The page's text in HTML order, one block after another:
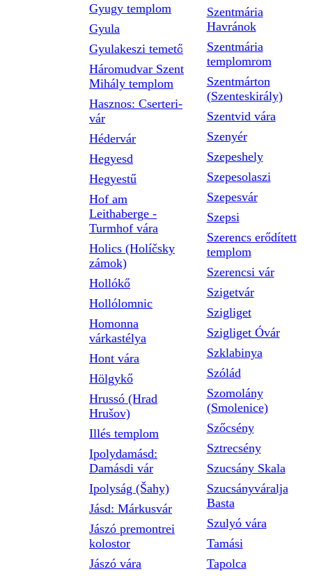
Gyugy templom
Gyula
Gyulakeszi temető
Háromudvar Szent
Mihály templom
Hasznos: Cserteri-
vár
Hédervár
Hegyesd
Hegyestű
Hof am
Leithaberge -
Turmhof vára
Holics (Holíčsky
zámok)
Hollókő
Hollólomnic
Homonna
várkastélya
Hont vára
Hölgykő
Hrussó (Hrad
Hrušov)
Illés templom
Ipolydamásd:
Damásdi vár
Ipolyság (Šahy)
Jásd: Márkusvár
Jászó premontrei
kolostor
Jászó vára
Szentmária
Havránok
Szentmária
templomrom
Szentmárton
(Szenteskirály)
Szentvid vára
Szenyér
Szepeshely
Szepesolaszi
Szepesvár
Szepsi
Szerencs erődített
templom
Szerencsi vár
Szigetvár
Szigliget
Szigliget Óvár
Szklabinya
Szólád
Szomolány
(Smolenice)
Szőcsény
Sztrecsény
Szucsány Skala
Szucsányváralja
Basta
Szulyó vára
Tamási
Tapolca